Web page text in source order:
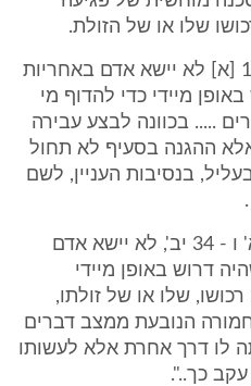
שלו או של הזולת.
19. כך למשל, בסעיף 34 י' 1 [א] לא יישא אדם באחריות
מיידי כדי להדוף מי
..... בכוונה לבצע עבירה
ההגנה בסעיף לא תחול
בנסיבות העניין, לשם
20. ולבסוף, בסעיפים 34 יא' ו - 34 יב', לא יישא אדם
דרוש באופן מיידי
רכושו, שלו או של זולתו,
הנובעת ממצב דברים
לו דרך אחרת אלא לעשותו
כך..".